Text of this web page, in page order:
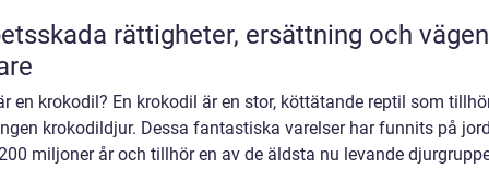
ersättning och vägen
en krokodil? En krokodil är en stor, köttätande reptil som
krokodildjur. Dessa fantastiska varelser har funnits på
miljoner år och tillhör en av de äldsta nu levande